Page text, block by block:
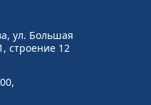
ул. Большая
строение 12